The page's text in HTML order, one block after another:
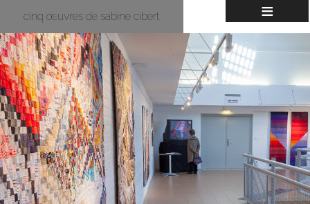
≡
cinq œuvres de sabine cibert